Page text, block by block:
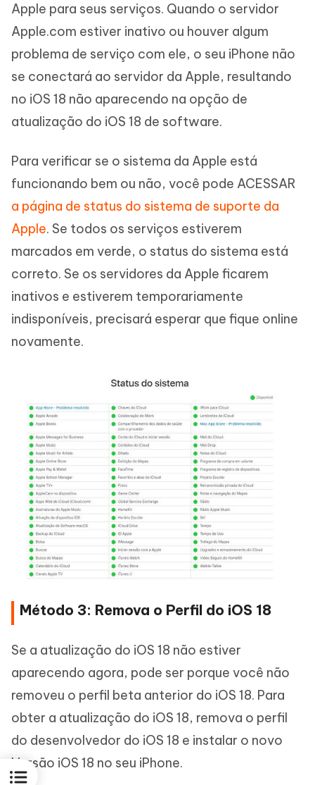
Apple para seus serviços. Quando o servidor
Apple.com estiver inativo ou houver algum
problema de serviço com ele, o seu iPhone não
se conectará ao servidor da Apple, resultando
no iOS 18 não aparecendo na opção de
atualização do iOS 18 de software.
Para verificar se o sistema da Apple está
funcionando bem ou não, você pode ACESSAR
a página de status do sistema de suporte da
Apple. Se todos os serviços estiverem
marcados em verde, o status do sistema está
correto. Se os servidores da Apple ficarem
inativos e estiverem temporariamente
indisponíveis, precisará esperar que fique online
novamente.
Método 3: Remova o Perfil do iOS 18
Se a atualização do iOS 18 não estiver
aparecendo agora, pode ser porque você não
removeu o perfil beta anterior do iOS 18. Para
obter a atualização do iOS 18, remova o perfil
do desenvolvedor do iOS 18 e instalar o novo
Versão iOS 18 no seu iPhone.